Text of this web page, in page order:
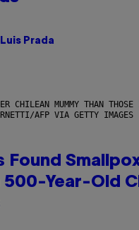
Luis Prada
CHILEAN MUMMY THAN
AFP VIA GETTY IMAGES
Found
500-Year-Old